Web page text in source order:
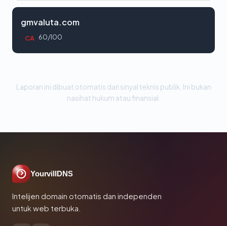
gmvaluta.com
CA 60/100
Laporan ini dibuat otomatis dari sinyal teknis publik. Ini bukan
nasihat hukum atau finansial.
YourvillDNS
Intelijen domain otomatis dan independen
untuk web terbuka.